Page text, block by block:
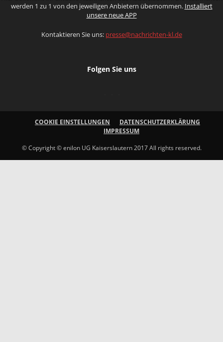
werden 1 zu 1 von den jeweiligen Anbietern übernommen. Installiert
unsere neue APP
Kontaktieren Sie uns: presse@nachrichten-kl.de
Folgen Sie uns
COOKIE EINSTELLUNGEN
DATENSCHUTZERKLÄRUNG
IMPRESSUM
© Copyright © enilon UG Kaiserslautern 2017 All rights reserved.